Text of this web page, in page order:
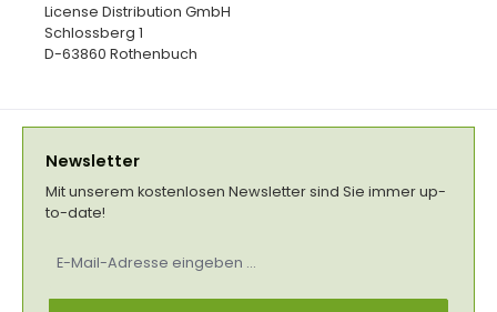
License Distribution GmbH
Schlossberg 1
D-63860 Rothenbuch
Newsletter
Mit unserem kostenlosen Newsletter sind Sie immer up-
to-date!
Mail-